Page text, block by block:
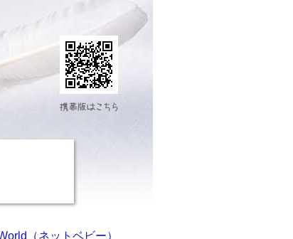
（ネットベビー）